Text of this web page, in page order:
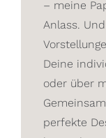
– meine
Anlass.
Deine
oder über
perfekte